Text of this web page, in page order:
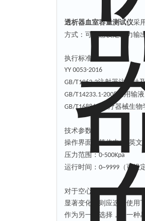
透析器血室容量测试仪采
方式：可任意设定压力输
执行标准：
YY 0053-2016
GB/T1962.2注射器注射针
GB/T14233.1-2008
医用输
GB/T16886.1
医疗器械生
技术参数：
操作界面：简体中文
英文
压力范围：0-500Kpa
运行时间： 0~9999 （可设
对于空心纤维透析器、腔
显著变化，则应选择使用
作为另一种选择，用一种